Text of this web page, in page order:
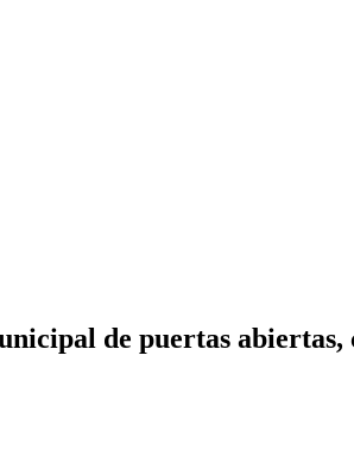
de puertas abiertas,